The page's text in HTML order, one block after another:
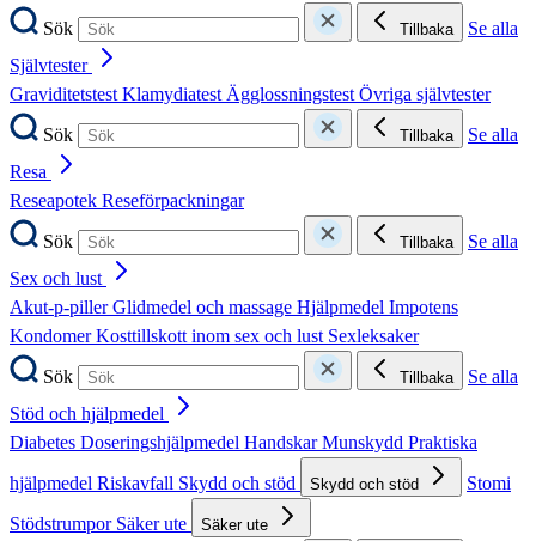
Sök
Tillbaka
Se alla
Självtester
GraviditetstestKlamydiatestÄgglossningstestÖvriga självtester
Sök
Tillbaka
Se alla
Resa
Reseapotek Reseförpackningar
Sök
Tillbaka
Se alla
Sex och lust
Akut-p-pillerGlidmedel och massage Hjälpmedel Impotens
KondomerKosttillskott inom sex och lust Sexleksaker
Sök
Tillbaka
Se alla
Stöd och hjälpmedel
Diabetes Doseringshjälpmedel HandskarMunskydd Praktiska
hjälpmedel Riskavfall Skydd och stöd Skydd och stöd
Stomi
Stödstrumpor Säker ute Säker ute